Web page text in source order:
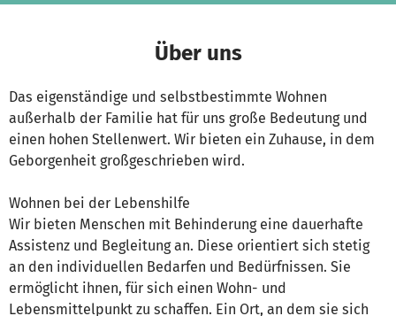
Über uns
Das eigenständige und selbstbestimmte Wohnen
außerhalb der Familie hat für uns große Bedeutung und
einen hohen Stellenwert. Wir bieten ein Zuhause, in dem
Geborgenheit großgeschrieben wird.
Wohnen bei der Lebenshilfe
Wir bieten Menschen mit Behinderung eine dauerhafte
Assistenz und Begleitung an. Diese orientiert sich stetig
an den individuellen Bedarfen und Bedürfnissen. Sie
ermöglicht ihnen, für sich einen Wohn- und
Lebensmittelpunkt zu schaffen. Ein Ort, an dem sie sich